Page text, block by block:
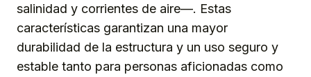
salinidad y corrientes de aire—. Estas
características garantizan una mayor
durabilidad de la estructura y un uso seguro y
estable tanto para personas aficionadas como